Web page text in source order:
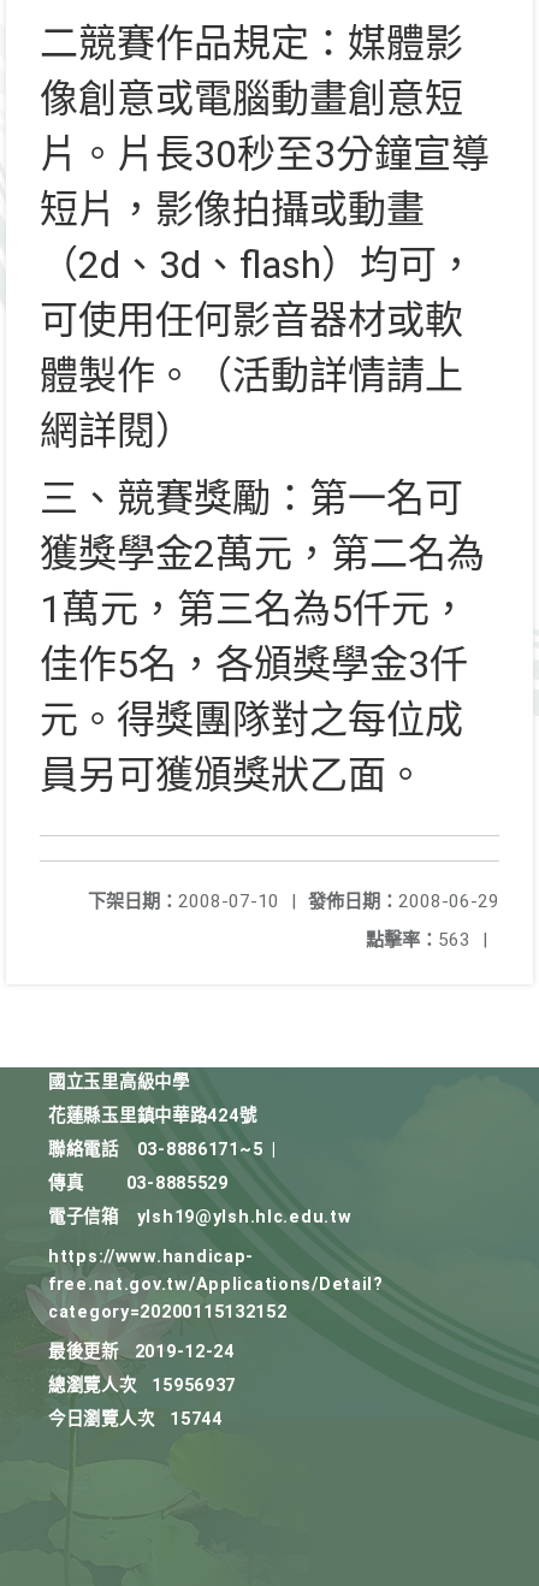
二競賽作品規定：媒體影
像創意或電腦動畫創意短
片。片長30秒至3分鐘宣導
短片，影像拍攝或動畫
（2d、3d、flash）均可，
可使用任何影音器材或軟
體製作。（活動詳情請上
網詳閱）
三、競賽獎勵：第一名可
獲獎學金2萬元，第二名為
1萬元，第三名為5仟元，
佳作5名，各頒獎學金3仟
元。得獎團隊對之每位成
員另可獲頒獎狀乙面。
發佈日期： 2008-06-29
下架日期： 2008-07-10
|
點擊率： 563 |
國立玉里高級中學
花蓮縣玉里鎮中華路424號
聯絡電話
03-8886171~5
傳真
03-8885529
電子信箱
ylsh19@ylsh.hlc.edu.tw
https://www.handicap-
free.nat.gov.tw/Applications/Detail?
category=20200115132152
最後更新
2019-12-24
總瀏覽人次
15956937
今日瀏覽人次
15744